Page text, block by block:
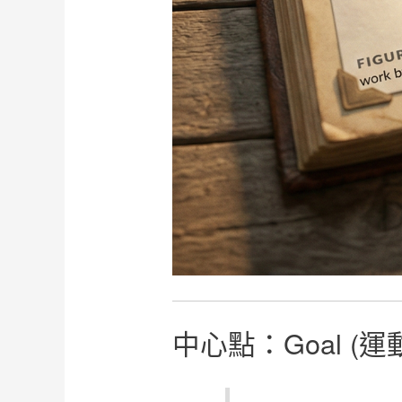
中心點：Goal (運